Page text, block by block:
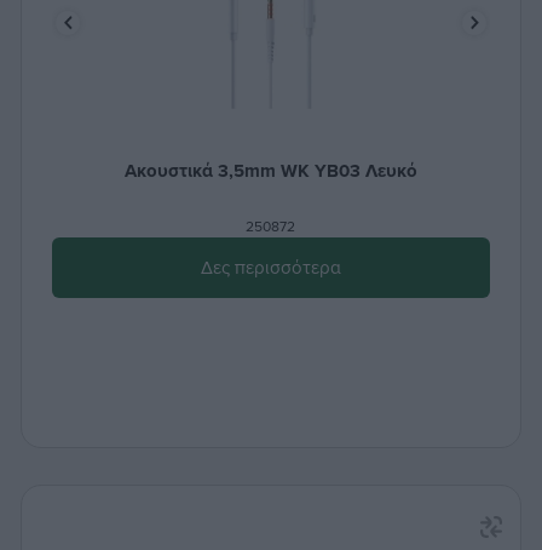
Ακουστικά 3,5mm WK YB03 Λευκό
250872
Δες περισσότερα